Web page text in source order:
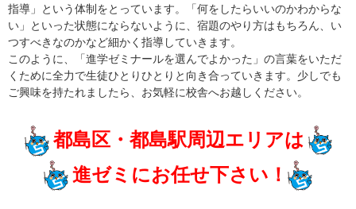
指導」という体制をとっています。「何をしたらいいのかわからな
い」といった状態にならないように、宿題のやり方はもちろん、い
つすべきなのかなど細かく指導していきます。
このように、「進学ゼミナールを選んでよかった」の言葉をいただ
くために全力で生徒ひとりひとりと向き合っていきます。少しでも
ご興味を持たれましたら、お気軽に校舎へお越しください。
都島区・都島駅周辺エリアは
進ゼミにお任せ下さい！